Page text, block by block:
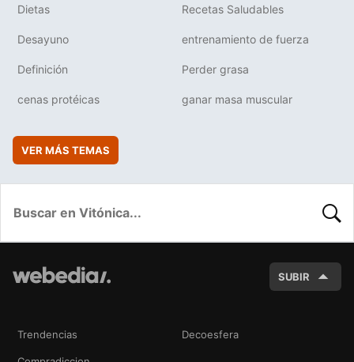
Dietas Recetas Saludables
Desayuno entrenamiento de fuerza
Definición Perder grasa
cenas protéicas ganar masa muscular
VER MÁS TEMAS
SUBIR
Trendencias Decoesfera